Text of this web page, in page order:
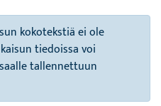
kokotekstiä ei ole
tiedoissa voi
tallennettuun